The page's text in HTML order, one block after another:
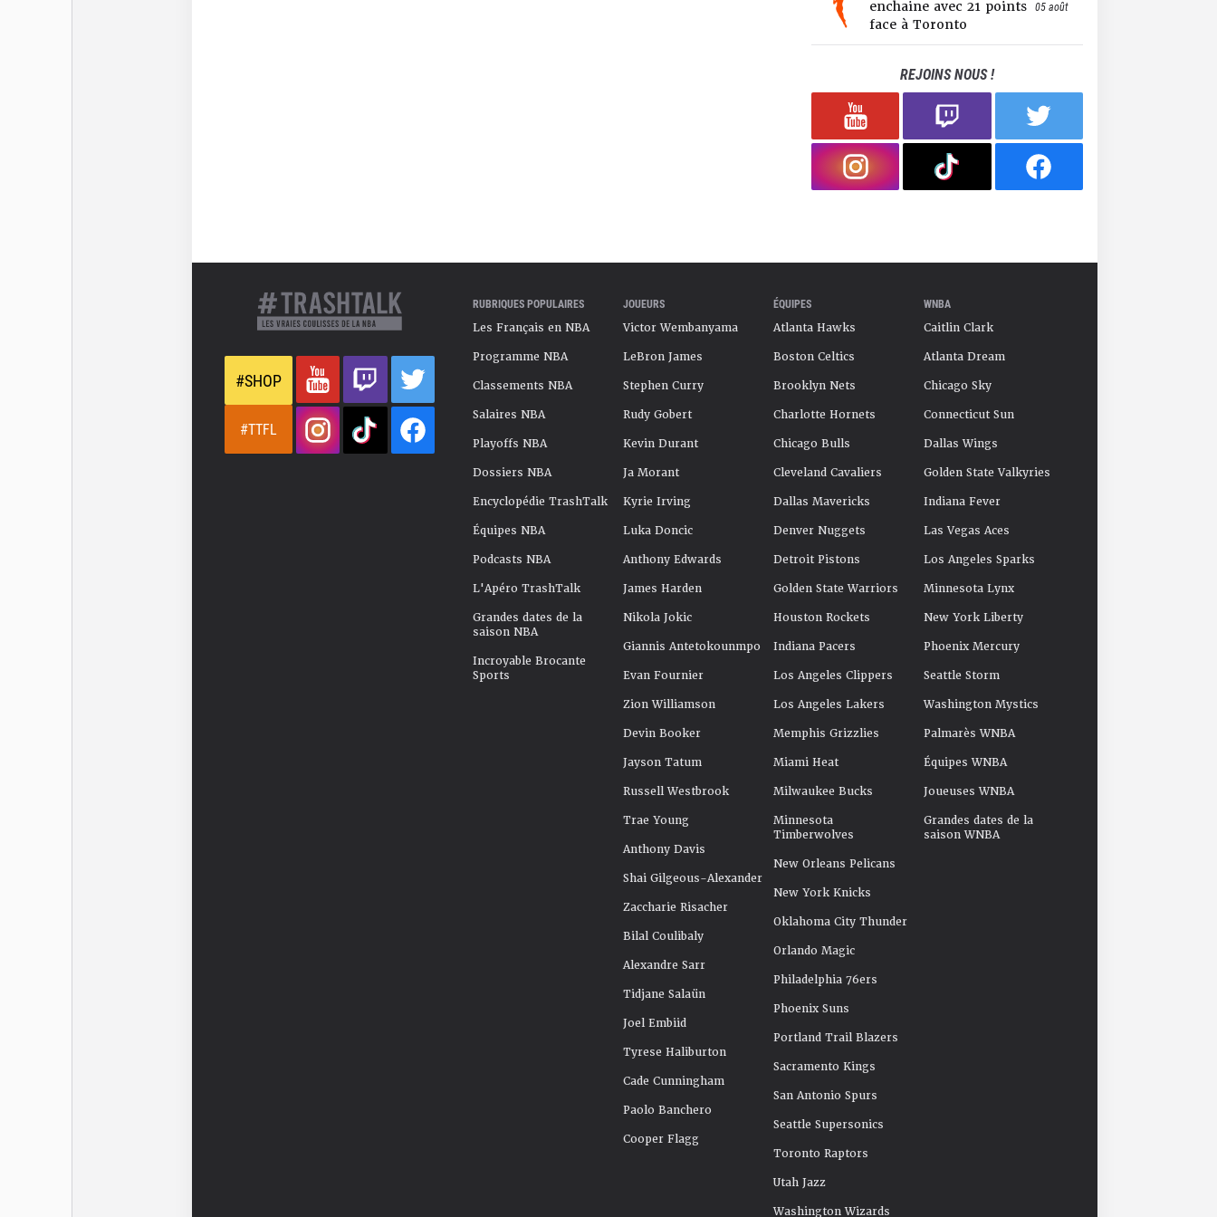
enchaine avec 21 points
face à Toronto
05 août
REJOINS NOUS !
#SHOP
#TTFL
RUBRIQUES POPULAIRES
Les Français en NBA
Programme NBA
Classements NBA
Salaires NBA
Playoffs NBA
Dossiers NBA
Encyclopédie TrashTalk
Équipes NBA
Podcasts NBA
L'Apéro TrashTalk
Grandes dates de la
saison NBA
Incroyable Brocante
Sports
JOUEURS
Victor Wembanyama
LeBron James
Stephen Curry
Rudy Gobert
Kevin Durant
Ja Morant
Kyrie Irving
Luka Doncic
Anthony Edwards
James Harden
Nikola Jokic
Giannis Antetokounmpo
Evan Fournier
Zion Williamson
Devin Booker
Jayson Tatum
Russell Westbrook
Trae Young
Anthony Davis
Shai Gilgeous-Alexander
Zaccharie Risacher
Bilal Coulibaly
Alexandre Sarr
Tidjane Salaün
Joel Embiid
Tyrese Haliburton
Cade Cunningham
Paolo Banchero
Cooper Flagg
ÉQUIPES
Atlanta Hawks
Boston Celtics
Brooklyn Nets
Charlotte Hornets
Chicago Bulls
Cleveland Cavaliers
Dallas Mavericks
Denver Nuggets
Detroit Pistons
Golden State Warriors
Houston Rockets
Indiana Pacers
Los Angeles Clippers
Los Angeles Lakers
Memphis Grizzlies
Miami Heat
Milwaukee Bucks
Minnesota
Timberwolves
New Orleans Pelicans
New York Knicks
Oklahoma City Thunder
Orlando Magic
Philadelphia 76ers
Phoenix Suns
Portland Trail Blazers
Sacramento Kings
San Antonio Spurs
Seattle Supersonics
Toronto Raptors
Utah Jazz
Washington Wizards
WNBA
Caitlin Clark
Atlanta Dream
Chicago Sky
Connecticut Sun
Dallas Wings
Golden State Valkyries
Indiana Fever
Las Vegas Aces
Los Angeles Sparks
Minnesota Lynx
New York Liberty
Phoenix Mercury
Seattle Storm
Washington Mystics
Palmarès WNBA
Équipes WNBA
Joueuses WNBA
Grandes dates de la
saison WNBA